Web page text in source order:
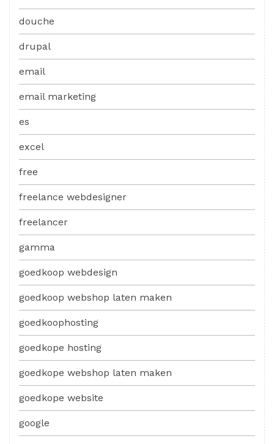
douche
drupal
email
email marketing
es
excel
free
freelance webdesigner
freelancer
gamma
goedkoop webdesign
goedkoop webshop laten maken
goedkoophosting
goedkope hosting
goedkope webshop laten maken
goedkope website
google